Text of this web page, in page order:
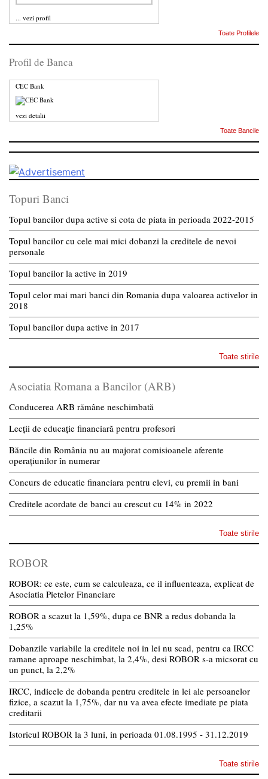
... vezi profil
Toate Profilele
Profil de Banca
CEC Bank
vezi detalii
Toate Bancile
Topuri Banci
Topul bancilor dupa active si cota de piata in perioada 2022-2015
Topul bancilor cu cele mai mici dobanzi la creditele de nevoi
personale
Topul bancilor la active in 2019
Topul celor mai mari banci din Romania dupa valoarea activelor in
2018
Topul bancilor dupa active in 2017
Toate stirile
Asociatia Romana a Bancilor (ARB)
Conducerea ARB rămâne neschimbată
Lecții de educație financiară pentru profesori
Băncile din România nu au majorat comisioanele aferente
operațiunilor în numerar
Concurs de educatie financiara pentru elevi, cu premii in bani
Creditele acordate de banci au crescut cu 14% in 2022
Toate stirile
ROBOR
ROBOR: ce este, cum se calculeaza, ce il influenteaza, explicat de
Asociatia Pietelor Financiare
ROBOR a scazut la 1,59%, dupa ce BNR a redus dobanda la
1,25%
Dobanzile variabile la creditele noi in lei nu scad, pentru ca IRCC
ramane aproape neschimbat, la 2,4%, desi ROBOR s-a micsorat cu
un punct, la 2,2%
IRCC, indicele de dobanda pentru creditele in lei ale persoanelor
fizice, a scazut la 1,75%, dar nu va avea efecte imediate pe piata
creditarii
Istoricul ROBOR la 3 luni, in perioada 01.08.1995 - 31.12.2019
Toate stirile